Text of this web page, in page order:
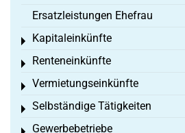
Ersatzleistungen Ehefrau
Kapitaleinkünfte
Toggle menu
Renteneinkünfte
Toggle menu
Vermietungseinkünfte
Toggle menu
Selbständige Tätigkeiten
Toggle menu
Gewerbebetriebe